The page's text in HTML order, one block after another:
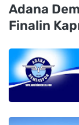
Adana
Finalin